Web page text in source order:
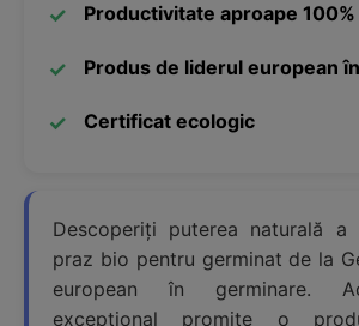
Productivitate aproape
Produs de liderul european
Certificat ecologic
Descoperiți puterea naturală a
praz bio pentru germinat de la
european în germinare.
excepțional promite o